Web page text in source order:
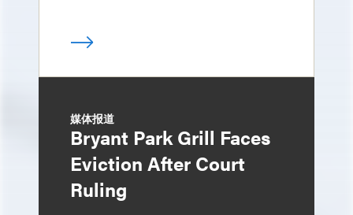
媒体报道
Bryant Park Grill Faces
Eviction After Court
Ruling